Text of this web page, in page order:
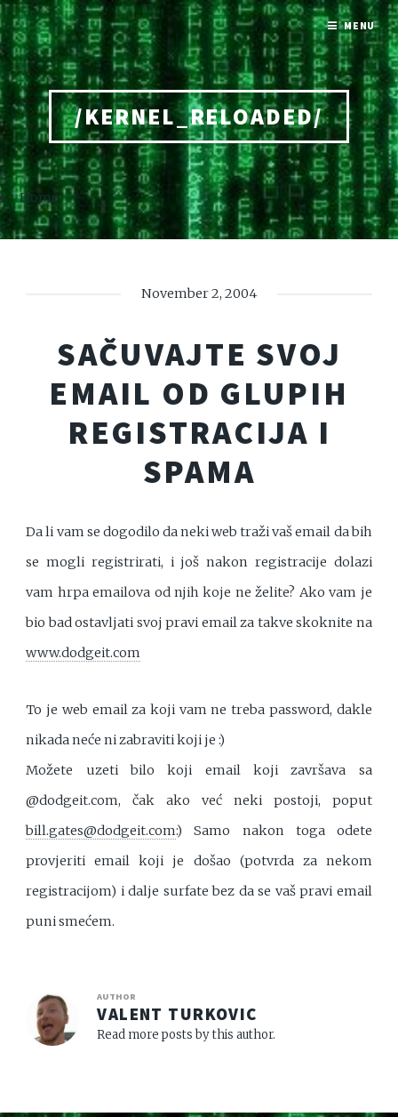
/KERNEL_RELOADED/
Home
November 2, 2004
SAČUVAJTE SVOJ
EMAIL OD GLUPIH
REGISTRACIJA I
SPAMA
Da li vam se dogodilo da neki web traži vaš email da bih
se mogli registrirati, i još nakon registracije dolazi
vam hrpa emailova od njih koje ne želite? Ako vam je
bio bad ostavljati svoj pravi email za takve skoknite na
www.dodgeit.com
To je web email za koji vam ne treba password, dakle
nikada neće ni zabraviti koji je :)
Možete uzeti bilo koji email koji završava sa
@dodgeit.com, čak ako već neki postoji, poput
bill.gates@dodgeit.com:) Samo nakon toga odete
provjeriti email koji je došao (potvrda za nekom
registracijom) i dalje surfate bez da se vaš pravi email
puni smećem.
AUTHOR
VALENT TURKOVIC
Read more posts by this author.
MENU